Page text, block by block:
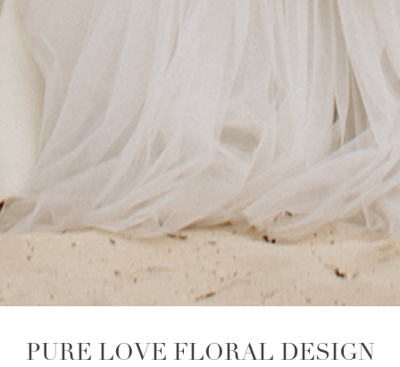
PURE LOVE FLORAL DESIGN